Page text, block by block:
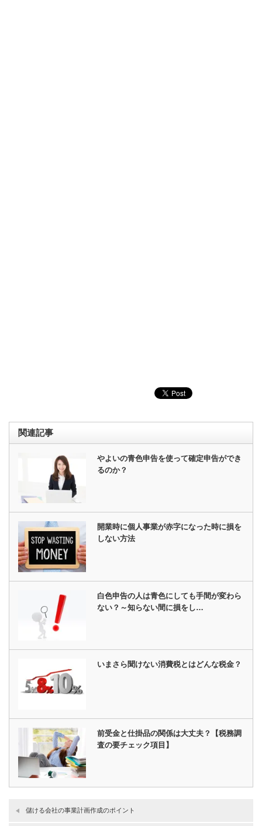
関連記事
やよいの青色申告を使って確定申告ができ
るのか？
開業時に個人事業が赤字になった時に損を
しない方法
白色申告の人は青色にしても手間が変わら
ない？～知らない間に損をし…
いまさら聞けない消費税とはどんな税金？
前受金と仕掛品の関係は大丈夫？【税務調
査の要チェック項目】
儲ける会社の事業計画作成のポイント